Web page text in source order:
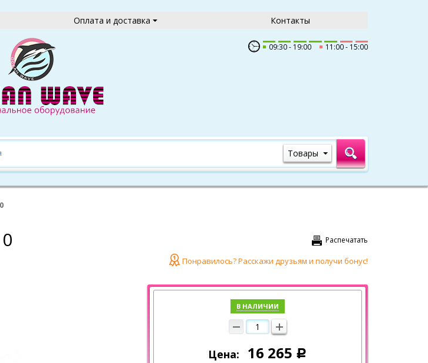
Оплата и доставка Контакты
09:30 19:00 11:00 15:00
Товары
Распечатать
Понравилось? Расскажи друзьям и получи бонус!
В НАЛИЧИИ
Цена: 16 265 Р